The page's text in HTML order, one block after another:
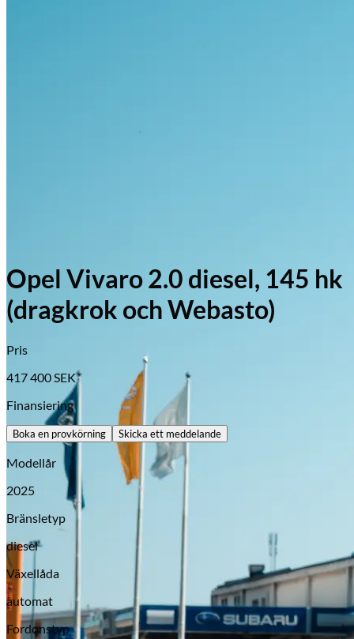
Opel
Opel Vivaro 2.0 diesel, 145 hk
(dragkrok och Webasto)
Pris
417 400 SEK
Finansiering
Boka en provkörning Skicka ett meddelande
Modellår
2025
Bränsletyp
diesel
Växellåda
automat
Fordonstyp